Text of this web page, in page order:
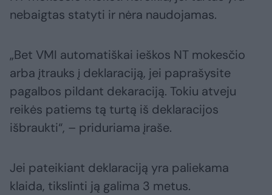
nebaigtas statyti ir nėra naudojamas.
„Bet VMI automatiškai ieškos NT mokesčio
arba įtrauks į deklaraciją, jei paprašysite
pagalbos pildant dekaraciją. Tokiu atveju
reikės patiems tą turtą iš deklaracijos
išbraukti“, – priduriama įraše.
Jei pateikiant deklaraciją yra paliekama
klaida, tikslinti ją galima 3 metus.